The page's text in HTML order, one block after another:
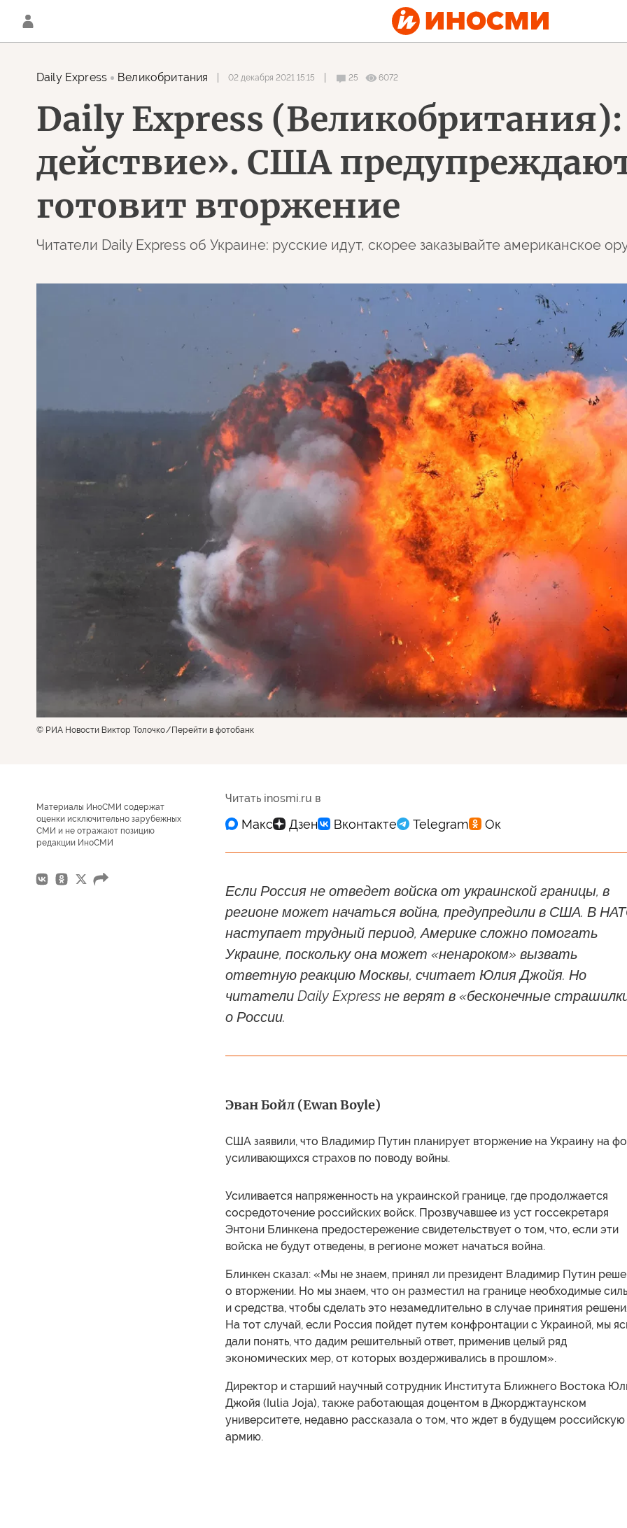
Daily Express Великобритания 02 декабря 2021 15:15 25 6072
Daily Express
действие». США
готовит вторжение
Читатели Daily Express об Украине: русские идут, скорее заказывайте американское
© РИА Новости Виктор Толочко Перейти в фотобанк
Материалы ИноСМИ содержат
оценки исключительно зарубежных
СМИ и не отражают позицию
редакции ИноСМИ
Читать inosmi.ru в
Если Россия не отведет войска от украинской границы, в
регионе может начаться война, предупредили в США. В
наступает трудный период, Америке сложно помогать
Украине, поскольку она может «ненароком» вызвать
ответную реакцию Москвы, считает Юлия Джойя. Но
читатели Daily Express не верят в «бесконечные
о России.
Эван Бойл (Ewan Boyle)
США заявили, что Владимир Путин планирует вторжение на Украину на
усиливающихся страхов по поводу войны.
Усиливается напряженность на украинской границе, где продолжается
сосредоточение российских войск. Прозвучавшее из уст госсекретаря
Энтони Блинкена предостережение свидетельствует о том, что, если эти
войска не будут отведены, в регионе может начаться война.
Блинкен сказал: «Мы не знаем, принял ли президент Владимир Путин
о вторжении. Но мы знаем, что он разместил на границе необходимые
и средства, чтобы сделать это незамедлительно в случае принятия
На тот случай, если Россия пойдет путем конфронтации с Украиной, мы
дали понять, что дадим решительный ответ, применив целый ряд
экономических мер, от которых воздерживались в прошлом».
Директор и старший научный сотрудник Института Ближнего Востока
Джойя (Iulia Joja), также работающая доцентом в Джорджтаунском
университете, недавно рассказала о том, что ждет в будущем российскую
армию.